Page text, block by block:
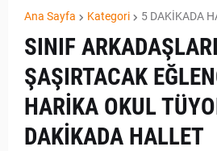
Ana Sayfa Kategori 5 DAKİKADA
SINIF
ŞAŞIRTACAK
HARİKA OKUL
DAKİKADA HALLET